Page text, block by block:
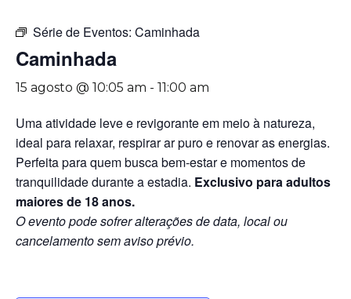
Série de Eventos: Caminhada
Caminhada
15 agosto @ 10:05 am - 11:00 am
Uma atividade leve e revigorante em meio à natureza,
ideal para relaxar, respirar ar puro e renovar as energias.
Perfeita para quem busca bem-estar e momentos de
tranquilidade durante a estadia. Exclusivo para adultos
maiores de 18 anos.
O evento pode sofrer alterações de data, local ou
cancelamento sem aviso prévio.